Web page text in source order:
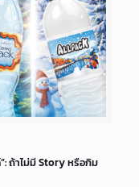
ถ้าไม่มี Story หรือกิม